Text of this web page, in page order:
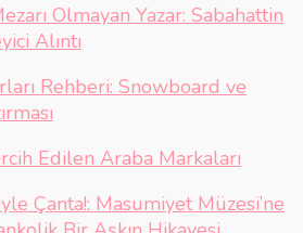
Olmayan Yazar: Sabahattin
Alıntı
Rehberi: Snowboard ve
Edilen Araba Markaları
Çanta!: Masumiyet Müzesi’ne